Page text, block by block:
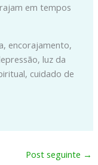
em tempos
encorajamento,
luz da
cuidado de
Post seguinte →